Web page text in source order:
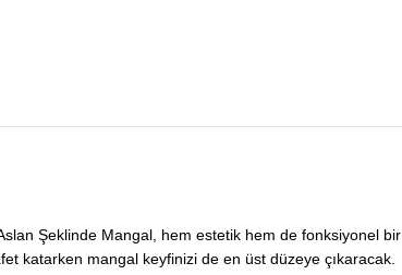
Şeklinde Mangal, hem estetik hem de fonksiyonel bir
katarken mangal keyfinizi de en üst düzeye çıkaracak.